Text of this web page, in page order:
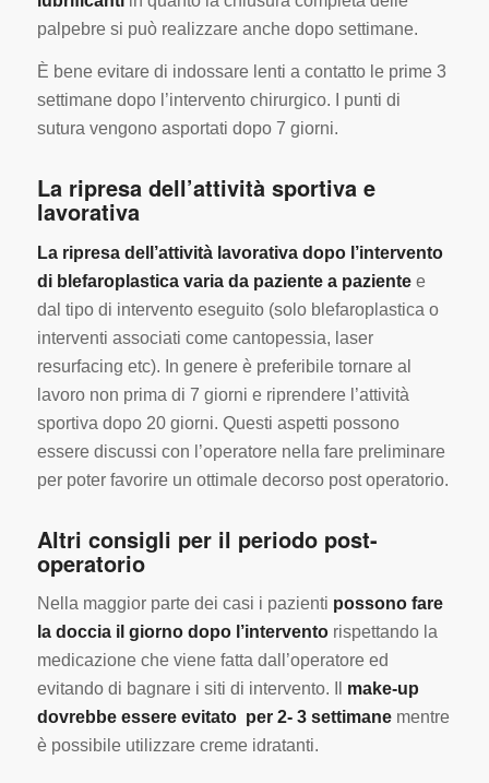
palpebre si può realizzare anche dopo settimane.
È bene evitare di indossare lenti a contatto le prime 3
settimane dopo l’intervento chirurgico. I punti di
sutura vengono asportati dopo 7 giorni.
La ripresa dell’attività sportiva e
lavorativa
La ripresa dell’attività lavorativa dopo l’intervento
di blefaroplastica varia da paziente a pazientee
dal tipo di intervento eseguito (solo blefaroplastica o
interventi associati come cantopessia, laser
resurfacing etc). In genere è preferibile tornare al
lavoro non prima di 7 giorni e riprendere l’attività
sportiva dopo 20 giorni. Questi aspetti possono
essere discussi con l’operatore nella fare preliminare
per poter favorire un ottimale decorso post operatorio.
Altri consigli per il periodo post-
operatorio
Nella maggior parte dei casi i pazienti possono fare
la doccia il giorno dopo l’interventorispettando la
medicazione che viene fatta dall’operatore ed
evitando di bagnare i siti di intervento. Il make-up
dovrebbe essere evitato per 2- 3 settimanementre
è possibile utilizzare creme idratanti.